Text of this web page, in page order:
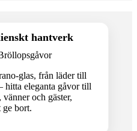
hantverk
glas, från läder till
eleganta gåvor till
och gäster,
ge bort.